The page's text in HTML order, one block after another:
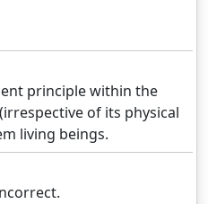
principle within the
of its physical
living beings.